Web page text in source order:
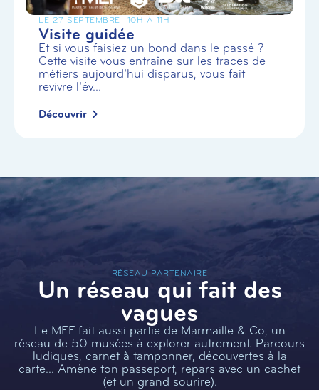
LE 27 SEPTEMBRE- 10H À 11H
Visite guidée
Et si vous faisiez un bond dans le passé ?
Cette visite vous entraîne sur les traces de
métiers aujourd’hui disparus, vous fait
revivre l’év...
Découvrir
RÉSEAU PARTENAIRE
Un réseau qui fait des
vagues
Le MEF fait aussi partie de Marmaille & Co, un
réseau de 50 musées à explorer autrement. Parcours
ludiques, carnet à tamponner, découvertes à la
carte… Amène ton passeport, repars avec un cachet
(et un grand sourire).